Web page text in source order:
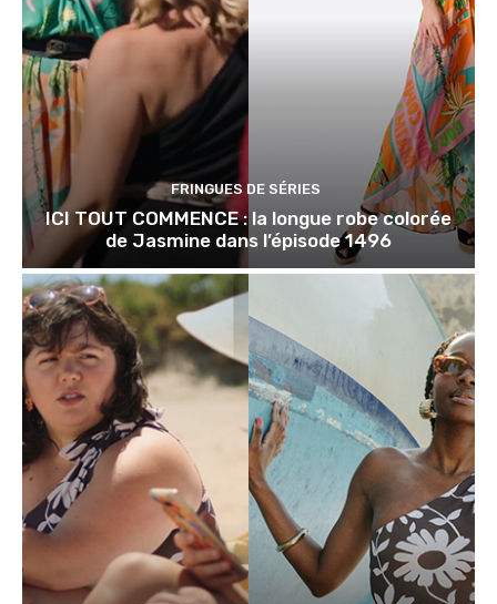
FRINGUES DE SÉRIES
ICI TOUT COMMENCE : la longue robe colorée
de Jasmine dans l’épisode 1496